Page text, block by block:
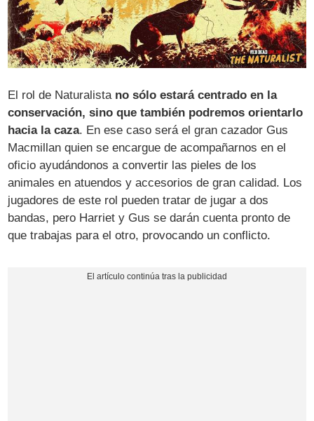
El rol de Naturalista no sólo estará centrado en la
conservación, sino que también podremos orientarlo
hacia la caza. En ese caso será el gran cazador Gus
Macmillan quien se encargue de acompañarnos en el
oficio ayudándonos a convertir las pieles de los
animales en atuendos y accesorios de gran calidad. Los
jugadores de este rol pueden tratar de jugar a dos
bandas, pero Harriet y Gus se darán cuenta pronto de
que trabajas para el otro, provocando un conflicto.